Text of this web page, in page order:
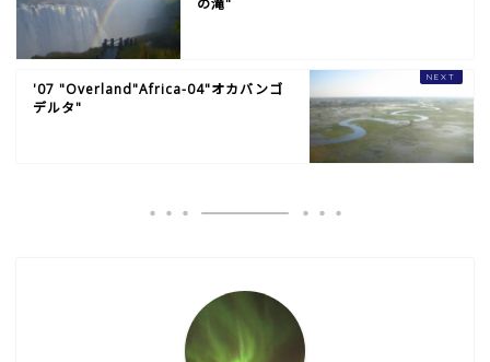
の滝"
'07 "Overland"Africa-04"オカバンゴ
デルタ"